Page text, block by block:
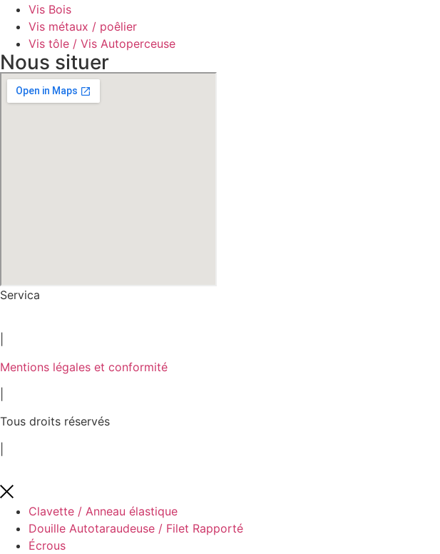
Vis Bois
Vis métaux / poêlier
Vis tôle / Vis Autoperceuse
Nous situer
Servica
Mentions légales et conformité
Tous droits réservés
Clavette / Anneau élastique
Douille Autotaraudeuse / Filet Rapporté
Écrous